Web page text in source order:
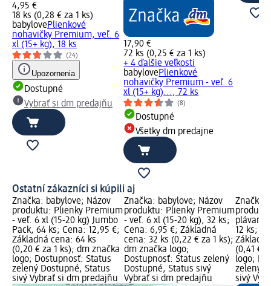
4,95 €
18 ks (0,28 € za 1 ks)
babylovePlienkové
nohavičky Premium, veľ. 6
xl (15+ kg), 18 ks
(24)
Upozornenia
Dostupné
Vybrať si dm predajňu
17,90 €
72 ks (0,25 € za 1 ks)
+ 4 ďalšie veľkosti
babylovePlienkové
nohavičky Premium - veľ. 6
xl (15+ kg)..., 72 ks
(8)
Dostupné
Všetky dm predajne
Ostatní zákazníci si kúpili aj
Značka: babylove; Názov
produktu: Plienky Premium
- veľ. 6 xl (15-20 kg) Jumbo
Pack, 64 ks; Cena: 12,95 €;
Základná cena: 64 ks
(0,20 € za 1 ks); dm značka
logo; Dostupnosť: Status
zelený Dostupné, Status
sivý Vybrať si dm predajňu
Značka: babylove; Názov
produktu: Plienky Premium
- veľ. 6 xl (15-20 kg), 32 ks;
Cena: 6,95 €; Základná
cena: 32 ks (0,22 € za 1 ks);
dm značka logo;
Dostupnosť: Status zelený
Dostupné, Status sivý
Vybrať si dm predajňu
Značka:
12 ks;
(0,41 €
logo;
zelený
sivý